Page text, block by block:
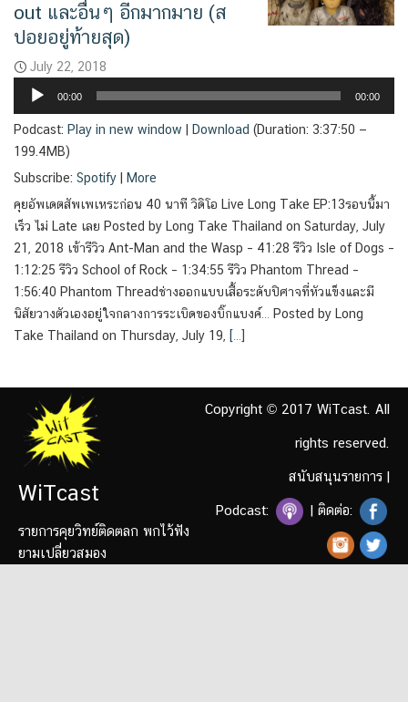
out และอื่นๆ อีกมากมาย (ส
ปอยอยู่ท้ายสุด)
July 22, 2018
Audio
00:00 00:00
Podcast: Play in new window Download (Duration: 3:37:50 —
199.4MB)
Subscribe: Spotify
More
คุยอัพเดตสัพเพเหระก่อน 40 นาที วิดิโอ Live Long Take EP:13รอบนี้มา
เร็ว ไม่ Late เลย Posted by Long Take Thailand on Saturday, July
21, 2018 เข้ารีวิว Ant-Man and the Wasp – 41:28 รีวิว Isle of Dogs –
1:12:25 รีวิว School of Rock – 1:34:55 รีวิว Phantom Thread –
1:56:40 Phantom Threadช่างออกแบบเสื้อระดับปิศาจที่หัวแข็งและมี
นิสัยวางตัวเองอยู่ใจกลางการระเบิดของบิ๊กแบงค์… Posted by Long
Take Thailand on Thursday, July 19,
[…]
WiTcast
รายการคุยวิทย์ติดตลก พกไว้ฟัง
ยามเปลี่ยวสมอง
Copyright © 2017 WiTcast. All
rights reserved.
สนับสนุนรายการ |
Podcast: | ติดต่อ: